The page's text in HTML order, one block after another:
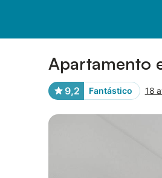
Apartamento
9,2 Fantástico 18